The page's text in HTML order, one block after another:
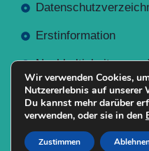
Erstinformation
Mit Erstellt NR-
Wir verwenden Cookies,
Nutzererlebnis auf unserer
Du kannst mehr darüber
verwenden, oder sie in den
Zustimmen